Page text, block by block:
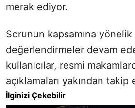
merak ediyor.
Sorunun kapsamına yönelik
değerlendirmeler devam
kullanıcılar, resmi
açıklamaları yakından takip